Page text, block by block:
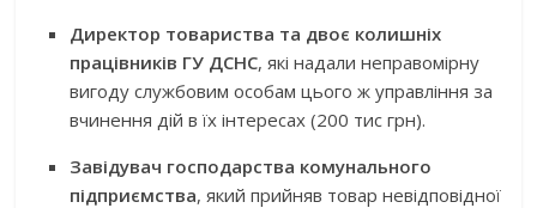
Директор товариства та двоє колишніх
працівників ГУ ДСНС, які надали неправомірну
вигоду службовим особам цього ж управління за
вчинення дій в їх інтересах (200 тис грн).
Завідувач господарства комунального
підприємства, який прийняв товар невідповідної